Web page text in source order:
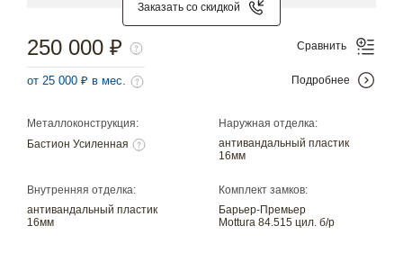
Заказать со скидкой
Металлоконструкция:
Бастион Усиленная
Наружная отделка:
антивандальный пластик
16мм
Внутренняя отделка:
антивандальный пластик
16мм
Комплект замков:
Барьер-Премьер
Mottura 84.515 цил. б/р
250 000 ₽
от 25 000 ₽ в мес.
Сравнить
Подробнее